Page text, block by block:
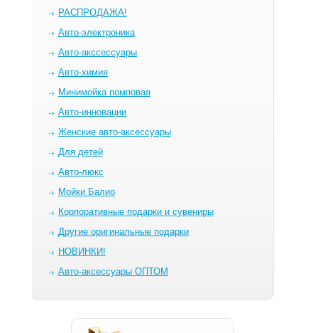
РАСПРОДАЖА!
Авто-электроника
Авто-акссессуары
Авто-химия
Минимойка помповая
Авто-инновации
Женские авто-аксессуары
Для детей
Авто-люкс
Мойки Балио
Корпоративные подарки и сувениры
Другие оригинальные подарки
НОВИНКИ!
Авто-аксессуары ОПТОМ